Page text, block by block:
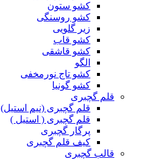
کشو ستون
کشو روسنگی
زیر گلویی
کشو قاب
کشو قاشقی
الگو
کشو تاج نورمخفی
کشو گونیا
قلم گچبری
قلم گچبری (نیم استیل)
قلم گچبری ( استیل )
پرگار گچبری
کیف قلم گچبری
قالب گچبری